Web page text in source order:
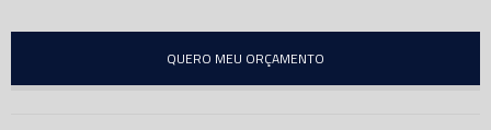
QUERO MEU ORÇAMENTO